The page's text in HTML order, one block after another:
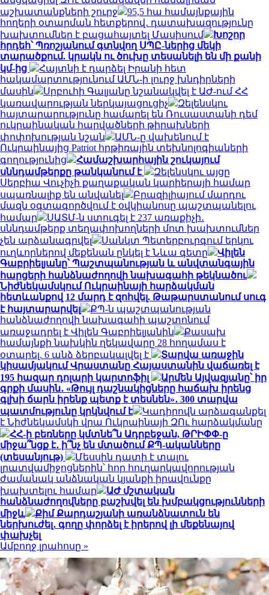
աշխատանքների շուրջ
95,5 հա համայնքային
հողերի օտարման հետքերով․ դատախազությունը
խախտումներ է բացահայտել Մասիսում
Խոշոր
հրդեհ՝ Պռոշյանում գտնվող ՍՊԸ-ներից մեկի
տարածքում. կրակն ու ծուխը տեսանելի են մի քանի
կմ-ից
Հայտնի է դարձել Իրանի հետ
հակամարտությունում ԱՄՆ-ի լուրջ խնդիրների
մասին
Սրբուհի Գալյանը նշանակվել է ԱԺ-ում ՀՀ
կառավարության ներկայացուցիչ
Զելենսկու
հայտարարությունը համարել են Ռուսաստանի դեմ
ուկրաինական հարվածների թիրախների
փոփոխության նշան
ԱՄՆ-ը վախենում է
Ուկրաինայից Patriot հրթիռային տեխնոլոգիաների
գողությունից
Համաշխարհային շուկայում
սննդամթերքը թանկանում է
Զելենսկու այցը
Սերբիա Վուչիչի քաղաքական կարիերայի համար
սպառնալիք են անվանել
Բրազիլիայում մարդու
մազն օգտագործվում է օվկիանոսը պաշտպանելու
համար
ՍԱՏՄ-ն ստուգել է 237 առաքիչի․
սննդամթերք տեղափոխողների մոտ խախտումներ
չեն արձանագրվել
Սանկտ Պետերբուրգում երկու
ուղևորներով մեքենան ընկել է Նևա գետը
Վիլեն
Գաբրիելյանը՝ Պաշտպանության և անվտանգային
հարցերի հանձնաժողովի նախագահի թեկնածու
Նիժնեկամսկում Ուկրաինայի հարձակման
հետևանքով 12 մարդ է զոհվել. Թաթարստանում սուգ
է հայտարարվել
ՔՊ-ն պաշտպանության
հանձնաժողովի նախագահի պաշտոնում
առաջադրել է Վիլեն Գաբրիելյանին
Քասախ
համայնքի նախկին ղեկավարը 28 հողամաս է
օտարել. 6 անձ ձերբակալվել է
Տարվա առաջին
կիսամյակում Վրաստանը Հայաստանին վաճառել է
195 հազար դոլարի կարտոֆիլ
Արմեն Այվազյանը՝ իր
գրքի մասին․ «Թույլ դաշնակիցները հաճախ իրենց
գլխի ճարն իրենք պետք է տեսնեն»․ 300 տարվա
պատմությունը կրկնվում է
Կադիրովն արձագանքել
է Նիժնեկամսկի վրա Ուկրաինայի ԶՈւ հարձակմանը
ՀՀ-ի բեռները կմտնե՞ն Ադրբեջան, ԹՐԻՓՓ-ը
միջա՞նցք է․ ի՞նչ են մտածում ՔՊ-ականները
(տեսանյութ)
Մեսսին դատի է տալու
լրատվամիջոցներին՝ հոր հուղարկավորության
ժամանակ անձնական կյանքի իրավունքը
խախտելու համար
ԱԺ մշտական
հանձնաժողովները բաշխվել են խմբակցությունների
միջև
Քիմ Քարդաշյանի առանձնատուն են
ներխուժել․ գողը փորձել է իրերով լի մեքենայով
փախչել
Ամբողջ լրահոսը »